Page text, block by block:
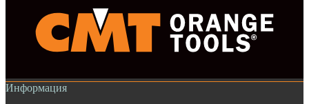
Информация